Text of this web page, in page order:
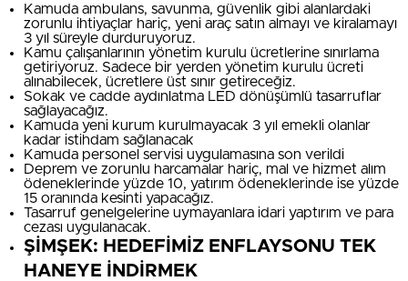
Kamuda ambulans, savunma, güvenlik gibi alanlardaki
zorunlu ihtiyaçlar hariç, yeni araç satın almayı ve kiralamayı
3 yıl süreyle durduruyoruz.
Kamu çalışanlarının yönetim kurulu ücretlerine sınırlama
getiriyoruz. Sadece bir yerden yönetim kurulu ücreti
alınabilecek, ücretlere üst sınır getireceğiz.
Sokak ve cadde aydınlatma LED dönüşümlü tasarruflar
sağlayacağız.
Kamuda yeni kurum kurulmayacak 3 yıl emekli olanlar
kadar istihdam sağlanacak
Kamuda personel servisi uygulamasına son verildi
Deprem ve zorunlu harcamalar hariç, mal ve hizmet alım
ödeneklerinde yüzde 10, yatırım ödeneklerinde ise yüzde
15 oranında kesinti yapacağız.
Tasarruf genelgelerine uymayanlara idari yaptırım ve para
cezası uygulanacak.
ŞİMŞEK: HEDEFİMİZ ENFLAYSONU TEK
HANEYE İNDİRMEK